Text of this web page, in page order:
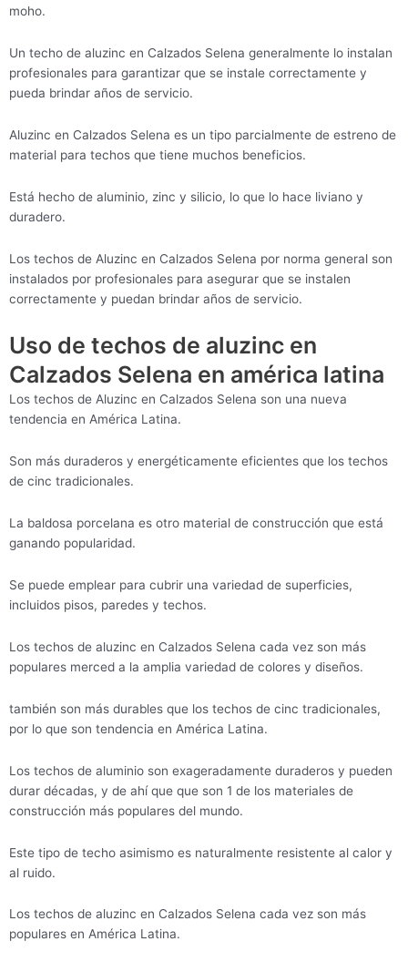
moho.
Un techo de aluzinc en Calzados Selena generalmente lo instalan
profesionales para garantizar que se instale correctamente y
pueda brindar años de servicio.
Aluzinc en Calzados Selena es un tipo parcialmente de estreno de
material para techos que tiene muchos beneficios.
Está hecho de aluminio, zinc y silicio, lo que lo hace liviano y
duradero.
Los techos de Aluzinc en Calzados Selena por norma general son
instalados por profesionales para asegurar que se instalen
correctamente y puedan brindar años de servicio.
Uso de techos de aluzinc en
Calzados Selena en américa latina
Los techos de Aluzinc en Calzados Selena son una nueva
tendencia en América Latina.
Son más duraderos y energéticamente eficientes que los techos
de cinc tradicionales.
La baldosa porcelana es otro material de construcción que está
ganando popularidad.
Se puede emplear para cubrir una variedad de superficies,
incluidos pisos, paredes y techos.
Los techos de aluzinc en Calzados Selena cada vez son más
populares merced a la amplia variedad de colores y diseños.
también son más durables que los techos de cinc tradicionales,
por lo que son tendencia en América Latina.
Los techos de aluminio son exageradamente duraderos y pueden
durar décadas, y de ahí que que son 1 de los materiales de
construcción más populares del mundo.
Este tipo de techo asimismo es naturalmente resistente al calor y
al ruido.
Los techos de aluzinc en Calzados Selena cada vez son más
populares en América Latina.